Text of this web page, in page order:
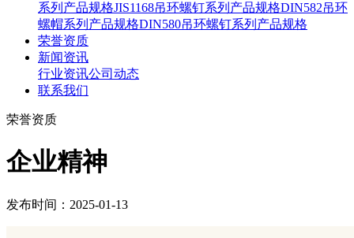
系列产品规格JIS1168吊环螺钉系列产品规格DIN582吊环
螺帽系列产品规格DIN580吊环螺钉系列产品规格
荣誉资质
新闻资讯
行业资讯公司动态
联系我们
荣誉资质
企业精神
发布时间：2025-01-13